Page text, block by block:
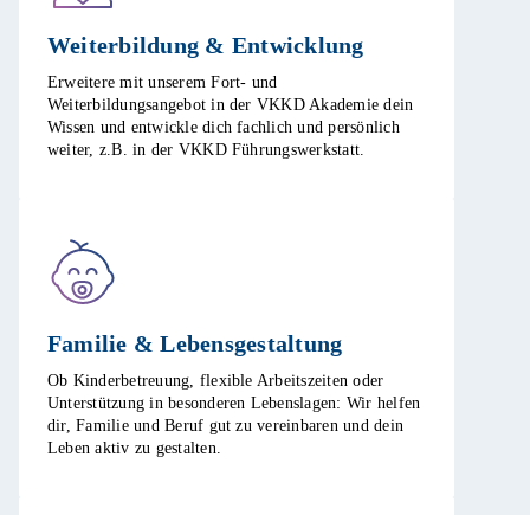
Weiterbildung & Entwicklung​
Erweitere mit unserem Fort- und
Weiterbildungsangebot in der VKKD Akademie dein
Wissen und entwickle dich fachlich und persönlich
weiter, z.B. in der VKKD Führungswerkstatt. ​
Familie & Lebensgestaltung​
Ob Kinderbetreuung, flexible Arbeitszeiten oder
Unterstützung in besonderen Lebenslagen: Wir helfen
dir, Familie und Beruf gut zu vereinbaren und dein
Leben aktiv zu gestalten. ​